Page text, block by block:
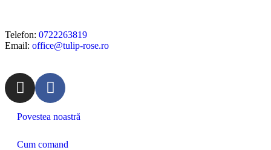
Telefon: 0722263819
Email: office@tulip-rose.ro
Povestea noastră
Cum comand